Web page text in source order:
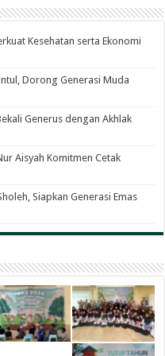
Kesehatan serta Ekonomi
Dorong Generasi Muda
Generus dengan Akhlak
Aisyah Komitmen Cetak
Siapkan Generasi Emas